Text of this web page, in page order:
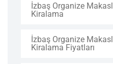
İzbaş Organize
Kiralama
İzbaş Organize
Kiralama Fiyatları